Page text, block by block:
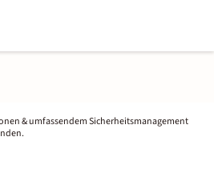
& umfassendem Sicherheitsmanagement